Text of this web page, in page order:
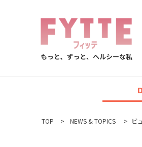
TOP NEWS & TOPICS ビ